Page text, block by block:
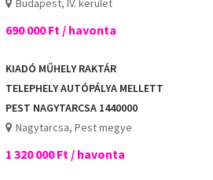
Budapest, IV. kerület
690 000 Ft / havonta
KIADÓ MŰHELY RAKTÁR
TELEPHELY AUTÓPÁLYA MELLETT
PEST NAGYTARCSA 1440000
Nagytarcsa, Pest megye
1 320 000 Ft / havonta